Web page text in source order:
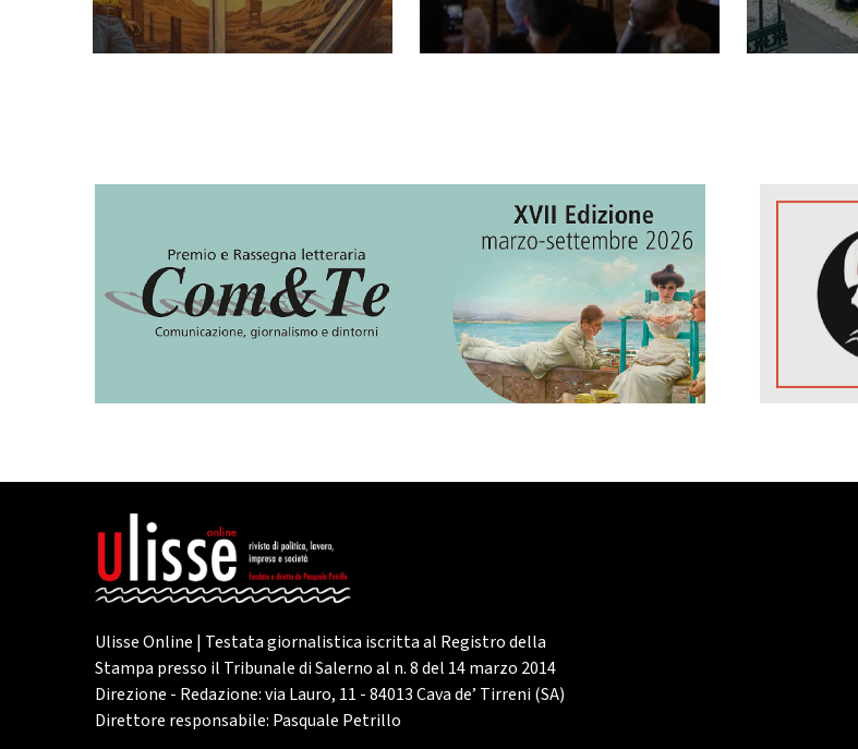
Ulisse Online | Testata giornalistica iscritta al Registro della
Stampa presso il Tribunale di Salerno al n. 8 del 14 marzo 2014
Direzione - Redazione: via Lauro, 11 - 84013 Cava de’ Tirreni (SA)
Direttore responsabile: Pasquale Petrillo